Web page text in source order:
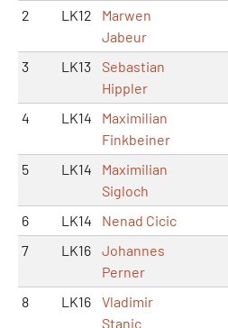
2 LK12
Marwen
Jabeur
3 LK13
Sebastian
Hippler
4 LK14
Maximilian
Finkbeiner
5 LK14
Maximilian
Sigloch
6 LK14 Nenad Cicic
7
LK16
Johannes
Perner
8 LK16
Vladimir
Stanic